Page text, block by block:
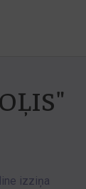
izziņa